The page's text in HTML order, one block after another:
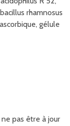
rhamnosus
gélule
pas être à jour